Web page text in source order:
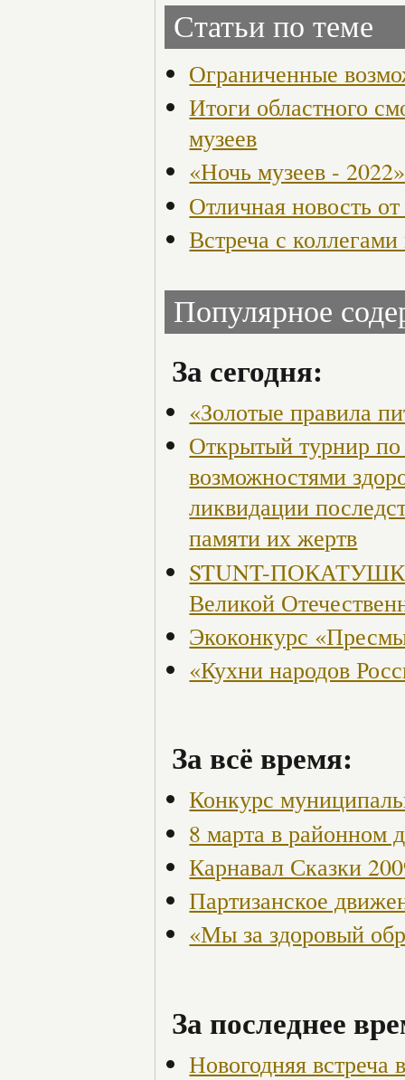
Статьи по теме
Ограниченные
Итоги областного
музеев
«Ночь музеев - 2022»
Отличная новость
Встреча с
Популярное
За сегодня:
«Золотые правила
Открытый турнир
возможностями
ликвидации
памяти их жертв
STUNT-
Великой
Экоконкурс
«Кухни народов
За всё время:
Конкурс
8 марта в районном
Карнавал Сказки
Партизанское
«Мы за здоровый
За последнее
Новогодняя